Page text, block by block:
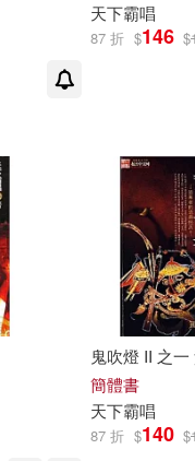
天下霸唱
87 折 $146 $
鬼吹燈 II 之
簡體書
天下霸唱
87 折 $140 $